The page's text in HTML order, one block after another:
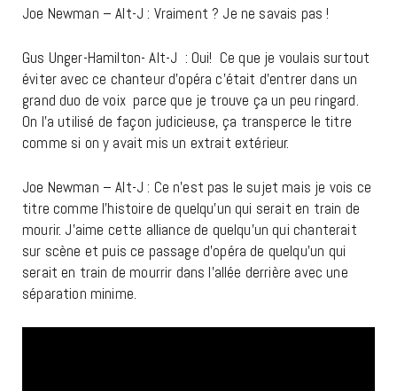
Joe Newman – Alt-J : Vraiment ? Je ne savais pas !
Gus Unger-Hamilton- Alt-J : Oui! Ce que je voulais surtout
éviter avec ce chanteur d’opéra c’était d’entrer dans un
grand duo de voix parce que je trouve ça un peu ringard.
On l’a utilisé de façon judicieuse, ça transperce le titre
comme si on y avait mis un extrait extérieur.
Joe Newman – Alt-J : Ce n’est pas le sujet mais je vois ce
titre comme l’histoire de quelqu’un qui serait en train de
mourir. J’aime cette alliance de quelqu’un qui chanterait
sur scène et puis ce passage d’opéra de quelqu’un qui
serait en train de mourrir dans l’allée derrière avec une
séparation minime.